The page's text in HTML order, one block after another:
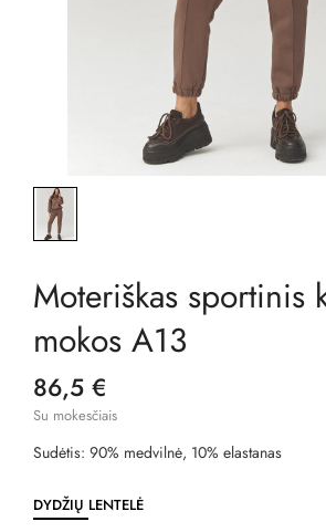
Moteriškas sportinis
mokos A13
86,5 €
Su mokesčiais
Sudėtis: 90% medvilnė, 10% elastanas
DYDŽIŲ LENTELĖ